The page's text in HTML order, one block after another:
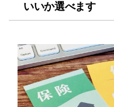
いいか選べます